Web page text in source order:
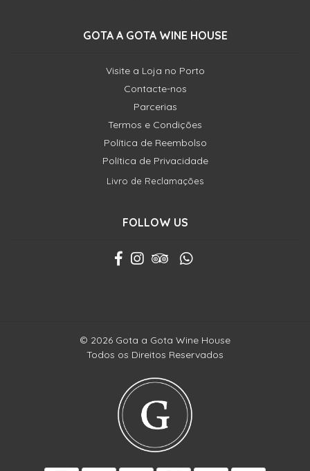
GOTA A GOTA WINE HOUSE
Visite a Loja no Porto
Contacte-nos
Parcerias
Termos e Condições
Política de Reembolso
Política de Privacidade
Livro de Reclamações
FOLLOW US
© 2026 Gota a Gota Wine House
Todos os Direitos Reservados